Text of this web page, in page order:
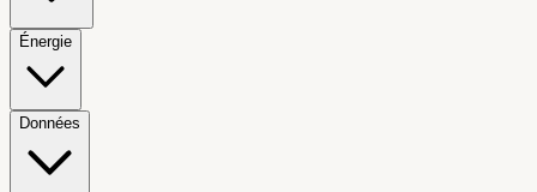
Énergie
Données